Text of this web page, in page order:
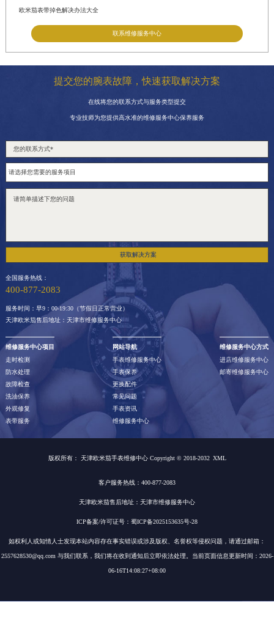
欧米茄表带掉色解决办法大全
联系维修服务中心
提交您的腕表故障，快速获取解决方案
在线将您的联系方式与服务类型提交
专业技师为您提供高水准的维修服务中心保养服务
获取解决方案
全国服务热线：
400-877-2083
服务时间：早9：00-19:30（节假日正常营业）
天津欧米茄售后地址：天津市维修服务中心
维修服务中心项目
走时检测
防水处理
故障检查
洗油保养
外观修复
表带服务
网站导航
手表维修服务中心
手表保养
更换配件
常见问题
手表资讯
维修服务中心
维修服务中心方式
进店维修服务中心
邮寄维修服务中心
版权所有： 天津欧米茄手表维修中心 Copyright © 2018-2032 XML
客户服务热线：400-877-2083
天津欧米茄售后地址：天津市维修服务中心
ICP备案/许可证号：蜀ICP备2025153635号-28
如权利人或知情人士发现本站内容存在事实错误或涉及版权、名誉权等侵权问题，请通过邮箱：
2557628530@qq.com 与我们联系，我们将在收到通知后立即依法处理。当前页面信息更新时间：2026-
06-16T14:08:27+08:00